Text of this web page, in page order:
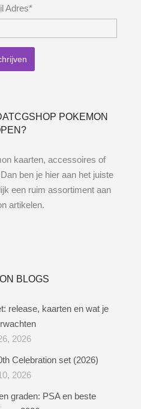
Adres*
POKEMON
kaarten, accessoires of
ben je hier aan het juiste
een ruim assortiment aan
artikelen.
BLOGS
release, kaarten en wat je
2026
Celebration set (2026)
2026
graden: PSA en beste